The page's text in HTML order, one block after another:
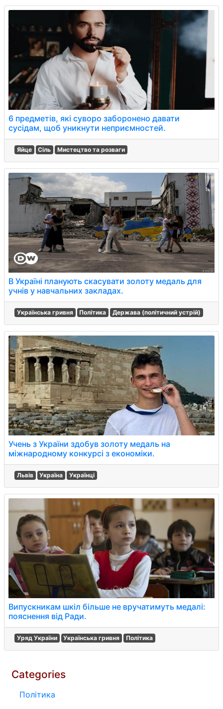
6 предметів, які суворо заборонено давати
сусідам, щоб уникнути неприємностей.
Яйце Сіль Мистецтво та розваги
В Україні планують скасувати золоту медаль для
учнів у навчальних закладах.
Українська гривня Політика Держава (політичний устрій)
Учень з України здобув золоту медаль на
міжнародному конкурсі з економіки.
Львів Україна Українці
Випускникам шкіл більше не вручатимуть медалі:
пояснення від Ради.
Уряд України Українська гривня Політика
Categories
Політика